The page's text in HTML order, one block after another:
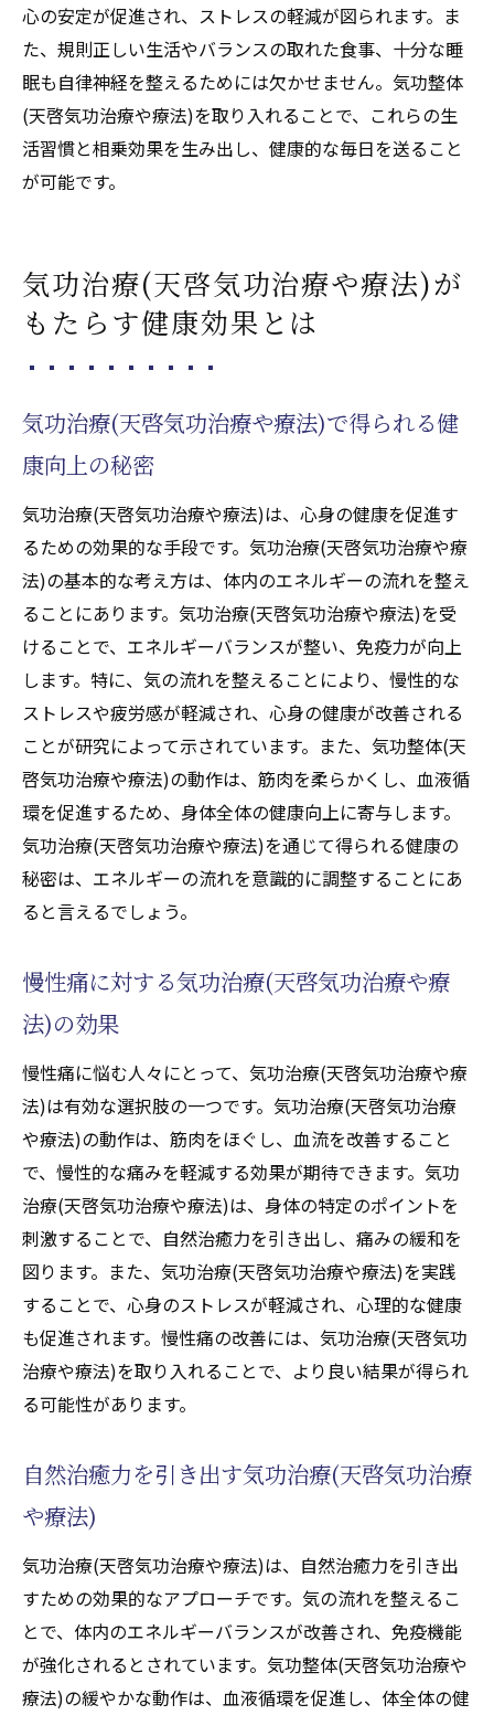
心の安定が促進され、ストレスの軽減が図られます。ま
た、規則正しい生活やバランスの取れた食事、十分な睡
眠も自律神経を整えるためには欠かせません。気功整体
(天啓気功治療や療法)を取り入れることで、これらの生
活習慣と相乗効果を生み出し、健康的な毎日を送ること
が可能です。
気功治療(天啓気功治療や療法)が
もたらす健康効果とは
気功治療(天啓気功治療や療法)で得られる健
康向上の秘密
気功治療(天啓気功治療や療法)は、心身の健康を促進す
るための効果的な手段です。気功治療(天啓気功治療や療
法)の基本的な考え方は、体内のエネルギーの流れを整え
ることにあります。気功治療(天啓気功治療や療法)を受
けることで、エネルギーバランスが整い、免疫力が向上
します。特に、気の流れを整えることにより、慢性的な
ストレスや疲労感が軽減され、心身の健康が改善される
ことが研究によって示されています。また、気功整体(天
啓気功治療や療法)の動作は、筋肉を柔らかくし、血液循
環を促進するため、身体全体の健康向上に寄与します。
気功治療(天啓気功治療や療法)を通じて得られる健康の
秘密は、エネルギーの流れを意識的に調整することにあ
ると言えるでしょう。
慢性痛に対する気功治療(天啓気功治療や療
法)の効果
慢性痛に悩む人々にとって、気功治療(天啓気功治療や療
法)は有効な選択肢の一つです。気功治療(天啓気功治療
や療法)の動作は、筋肉をほぐし、血流を改善すること
で、慢性的な痛みを軽減する効果が期待できます。気功
治療(天啓気功治療や療法)は、身体の特定のポイントを
刺激することで、自然治癒力を引き出し、痛みの緩和を
図ります。また、気功治療(天啓気功治療や療法)を実践
することで、心身のストレスが軽減され、心理的な健康
も促進されます。慢性痛の改善には、気功治療(天啓気功
治療や療法)を取り入れることで、より良い結果が得られ
る可能性があります。
自然治癒力を引き出す気功治療(天啓気功治療
や療法)
気功治療(天啓気功治療や療法)は、自然治癒力を引き出
すための効果的なアプローチです。気の流れを整えるこ
とで、体内のエネルギーバランスが改善され、免疫機能
が強化されるとされています。気功整体(天啓気功治療や
療法)の緩やかな動作は、血液循環を促進し、体全体の健